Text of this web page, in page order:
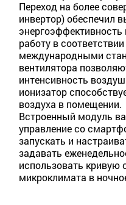
Переход на более
инвертор) обеспечил
работу в
международными
вентилятора
интенсивность
ионизатор
воздуха в помещении.
Встроенный модуль
управление со
запускать и
задавать
использовать кривую
микроклимата в